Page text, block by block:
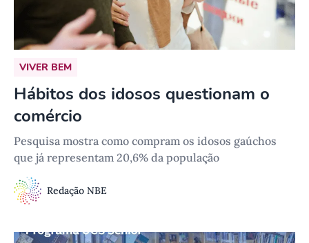
VIVER BEM
Hábitos dos idosos questionam o
comércio
Pesquisa mostra como compram os idosos gaúchos
que já representam 20,6% da população
Redação NBE